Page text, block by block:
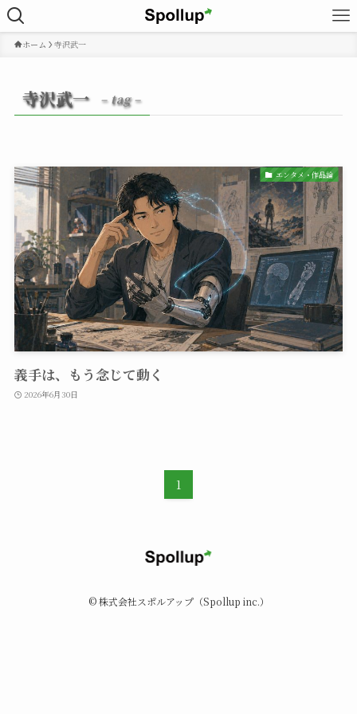
ホーム 寺沢武一
寺沢武一 – tag –
エンタメ・作品論
義手は、もう念じて動く
2026年6月30日
1
©株式会社スポルアップ（Spollup inc.）